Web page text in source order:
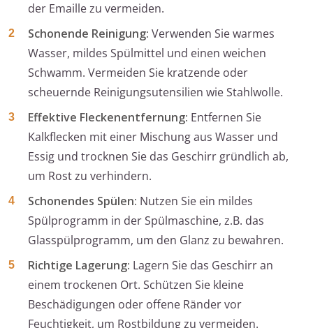
der Emaille zu vermeiden.
Schonende Reinigung: Verwenden Sie warmes
Wasser, mildes Spülmittel und einen weichen
Schwamm. Vermeiden Sie kratzende oder
scheuernde Reinigungsutensilien wie Stahlwolle.
Effektive Fleckenentfernung: Entfernen Sie
Kalkflecken mit einer Mischung aus Wasser und
Essig und trocknen Sie das Geschirr gründlich ab,
um Rost zu verhindern.
Schonendes Spülen: Nutzen Sie ein mildes
Spülprogramm in der Spülmaschine, z.B. das
Glasspülprogramm, um den Glanz zu bewahren.
Richtige Lagerung: Lagern Sie das Geschirr an
einem trockenen Ort. Schützen Sie kleine
Beschädigungen oder offene Ränder vor
Feuchtigkeit, um Rostbildung zu vermeiden.